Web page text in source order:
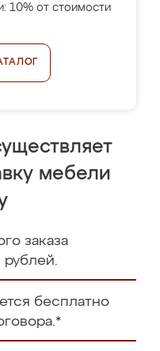
10% от стоимости
мебели
заказа
рублей.
бесплатно